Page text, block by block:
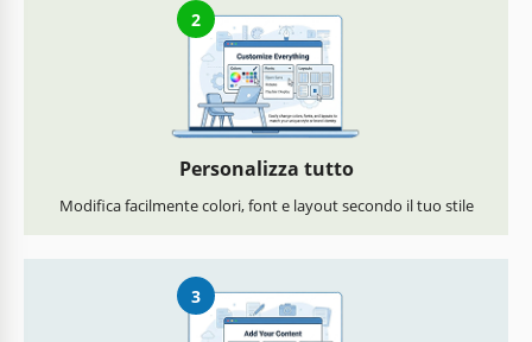
2
Personalizza tutto
Modifica facilmente colori, font e layout secondo il tuo stile
3